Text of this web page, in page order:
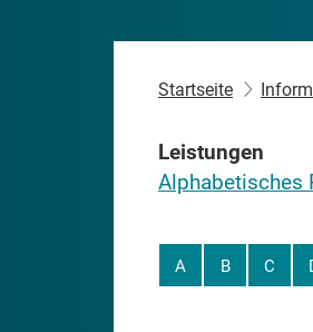
Startseite
Leistungen
Alphabetisches
A B C